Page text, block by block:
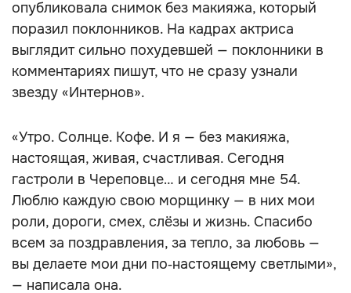
опубликовала снимок без макияжа, который
поразил поклонников. На кадрах актриса
выглядит сильно похудевшей — поклонники в
комментариях пишут, что не сразу узнали
звезду «Интернов».
«Утро. Солнце. Кофе. И я — без макияжа,
настоящая, живая, счастливая. Сегодня
гастроли в Череповце… и сегодня мне 54.
Люблю каждую свою морщинку — в них мои
роли, дороги, смех, слёзы и жизнь. Спасибо
всем за поздравления, за тепло, за любовь —
вы делаете мои дни по‑настоящему светлыми»,
— написала она.